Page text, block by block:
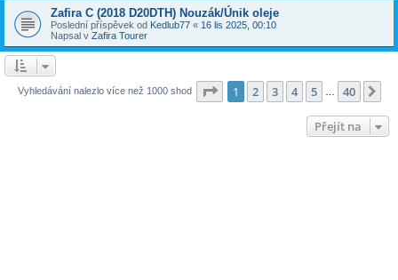
Zafira C (2018 D20DTH) Nouzák/Únik oleje
Poslední příspěvek od Kedlub77 « 16 lis 2025, 00:10
Napsal v Zafira Tourer
Vyhledávání nalezlo více než 1000 shod Stránka z 40
1 2 3 4 5 40
Přejít na